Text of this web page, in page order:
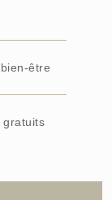
être
gratuits